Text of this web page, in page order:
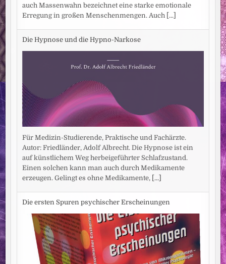
auch Massenwahn bezeichnet eine starke emotionale
Erregung in großen Menschenmengen. Auch [...]
Die Hypnose und die Hypno-Narkose
Für Medizin-Studierende, Praktische und Fachärzte.
Autor: Friedländer, Adolf Albrecht. Die Hypnose ist ein
auf künstlichem Weg herbeigeführter Schlafzustand.
Einen solchen kann man auch durch Medikamente
erzeugen. Gelingt es ohne Medikamente, [...]
Die ersten Spuren psychischer Erscheinungen